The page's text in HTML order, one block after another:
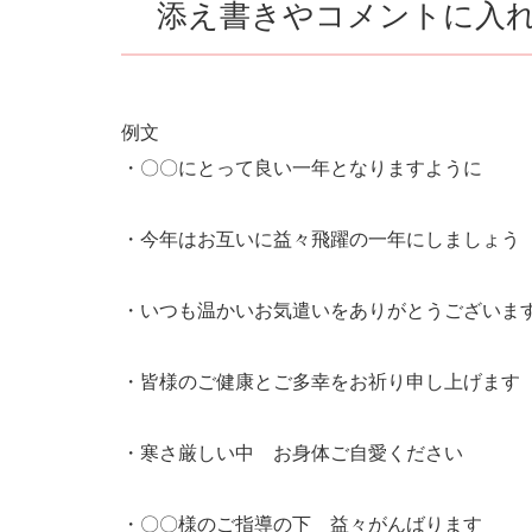
添え書きやコメントに入
例文
・〇〇にとって良い一年となりますように
・今年はお互いに益々飛躍の一年にしましょう
・いつも温かいお気遣いをありがとうございま
・皆様のご健康とご多幸をお祈り申し上げます
・寒さ厳しい中 お身体ご自愛ください
・〇〇様のご指導の下 益々がんばります